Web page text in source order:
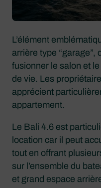
L’élément
arrière type “garage”,
fusionner le salon et
de vie. Les
apprécient
appartement.
Le Bali 4.6 est
location car il peut
tout en offrant
sur l’ensemble du
et grand espace